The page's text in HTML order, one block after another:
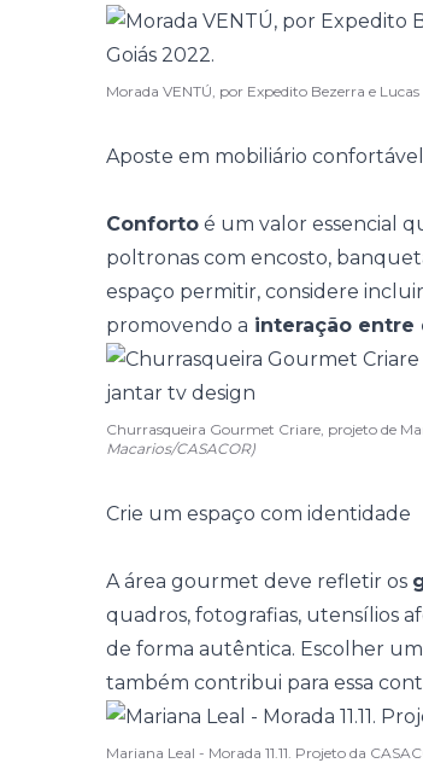
Morada VENTÚ, por Expedito Bezerra e
Aposte em mobiliário confortável
Conforto é um valor essencial
poltronas com encosto,
espaço permitir, considere
promovendo a interação entre
Churrasqueira Gourmet Criare, projeto de
Macarios/CASACOR)
Crie um espaço com identidade
A área gourmet deve refletir os
quadros, fotografias, utensílios
de forma autêntica. Escolher
também contribui para essa
Mariana Leal - Morada 11.11. Projeto da